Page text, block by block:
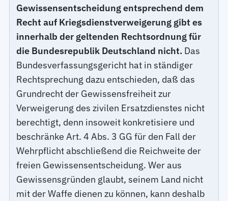
Gewissensentscheidung entsprechend dem
Recht auf Kriegsdienstverweigerung gibt es
innerhalb der geltenden Rechtsordnung für
die Bundesrepublik Deutschland nicht. Das
Bundesverfassungsgericht hat in ständiger
Rechtsprechung dazu entschieden, daß das
Grundrecht der Gewissensfreiheit zur
Verweigerung des zivilen Ersatzdienstes nicht
berechtigt, denn insoweit konkretisiere und
beschränke Art. 4 Abs. 3 GG für den Fall der
Wehrpflicht abschließend die Reichweite der
freien Gewissensentscheidung. Wer aus
Gewissensgründen glaubt, seinem Land nicht
mit der Waffe dienen zu können, kann deshalb